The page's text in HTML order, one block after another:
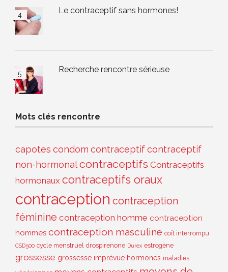
Le contraceptif sans hormones!
Recherche rencontre sérieuse
Mots clés rencontre
capotes condom contraceptifcontraceptif
non-hormonalcontraceptifs Contraceptifs
hormonaux contraceptifs oraux
contraception contraception
féminine contraception homme contraception
hommes contraception masculine coït interrompu
CSD500 cycle menstruel drospirenone Durex estrogène
grossesse grossesse imprévue hormones maladies